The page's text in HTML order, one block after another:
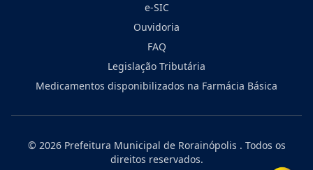
e-SIC
Ouvidoria
FAQ
Legislação Tributária
Medicamentos disponibilizados na Farmácia Básica
© 2026 Prefeitura Municipal de Rorainópolis . Todos os
direitos reservados.